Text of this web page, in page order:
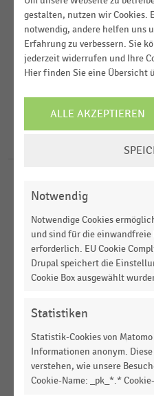
Quantität
Top-5-Gründe für
in den Filialen des
Top-5-Gründe für
in den
Handel (2025)
Gründe für die
Einzelhandel im
Arbeitsmarkt
Deutschsprachiger
2026
2017
Deutschland
FILTER
gestalten, nutzen wir Cookies.
notwendig, andere helfen uns
Erfahrung zu verbessern. Sie
jederzeit widerrufen und Ihre
Hier finden Sie eine Übersicht
ALLE AKZEPTIEREN
Notwendig
Notwendige Cookies
und sind für die
erforderlich. EU Cookie
Drupal speichert die
Cookie Box ausgewählt
Statistiken
Statistik-Cookies von
Informationen anonym.
verstehen, wie unsere
Cookie-Name: _pk_*.*